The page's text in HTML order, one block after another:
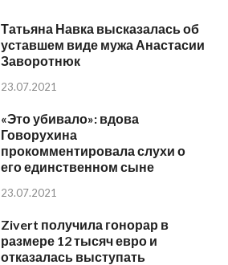
Татьяна Навка высказалась об
уставшем виде мужа Анастасии
Заворотнюк
23.07.2021
«Это убивало»: вдова
Говорухина
прокомментировала слухи о
его единственном сыне
23.07.2021
Zivert получила гонорар в
размере 12 тысяч евро и
отказалась выступать